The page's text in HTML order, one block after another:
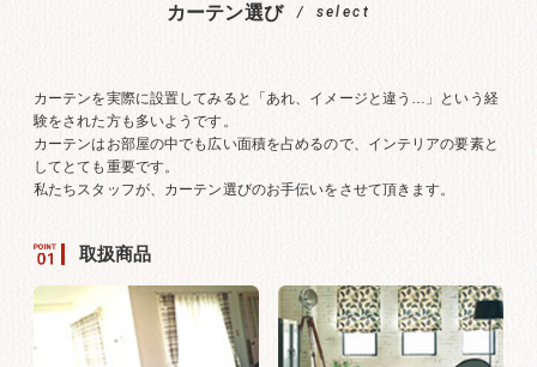
カーテン選び select
カーテンを実際に設置してみると「あれ、イメージと違う…」という経
験をされた方も多いようです。
カーテンはお部屋の中でも広い面積を占めるので、インテリアの要素と
してとても重要です。
私たちスタッフが、カーテン選びのお手伝いをさせて頂きます。
取扱商品